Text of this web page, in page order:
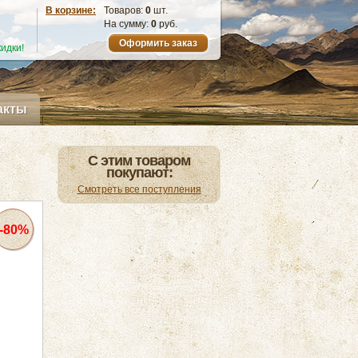
В корзине: Товаров: 0 шт.
На сумму: 0 руб.
Оформить заказ
80%
С этим товаром
покупают:
Смотреть все поступления